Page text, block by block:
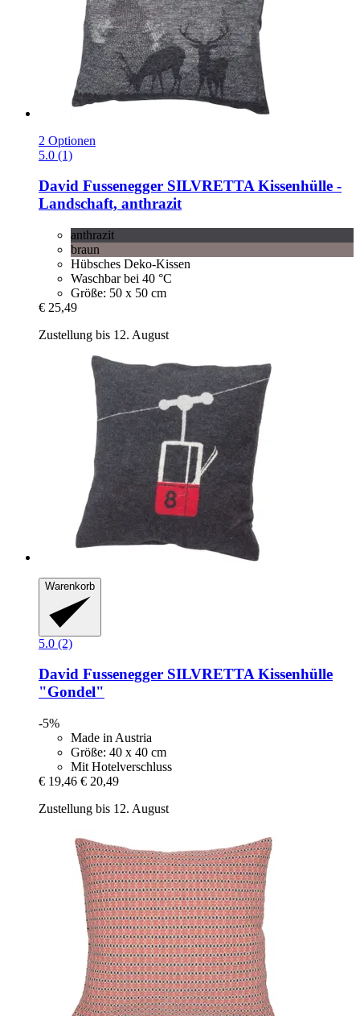
2 Optionen
5.0 (1)
David Fussenegger SILVRETTA Kissenhülle -​
Landschaft, anthrazit
anthrazit
braun
Hübsches Deko-Kissen
Waschbar bei 40 °C
Größe: 50 x 50 cm
€ 25,49
Zustellung bis 12. August
Warenkorb
5.0 (2)
David Fussenegger SILVRETTA Kissenhülle
"Gondel"
-5%
Made in Austria
Größe: 40 x 40 cm
Mit Hotelverschluss
€ 19,46 € 20,49
Zustellung bis 12. August